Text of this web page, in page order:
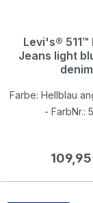
Levi's® 511™
Jeans light
denim
Farbe: Hellblau
- FarbNr.: